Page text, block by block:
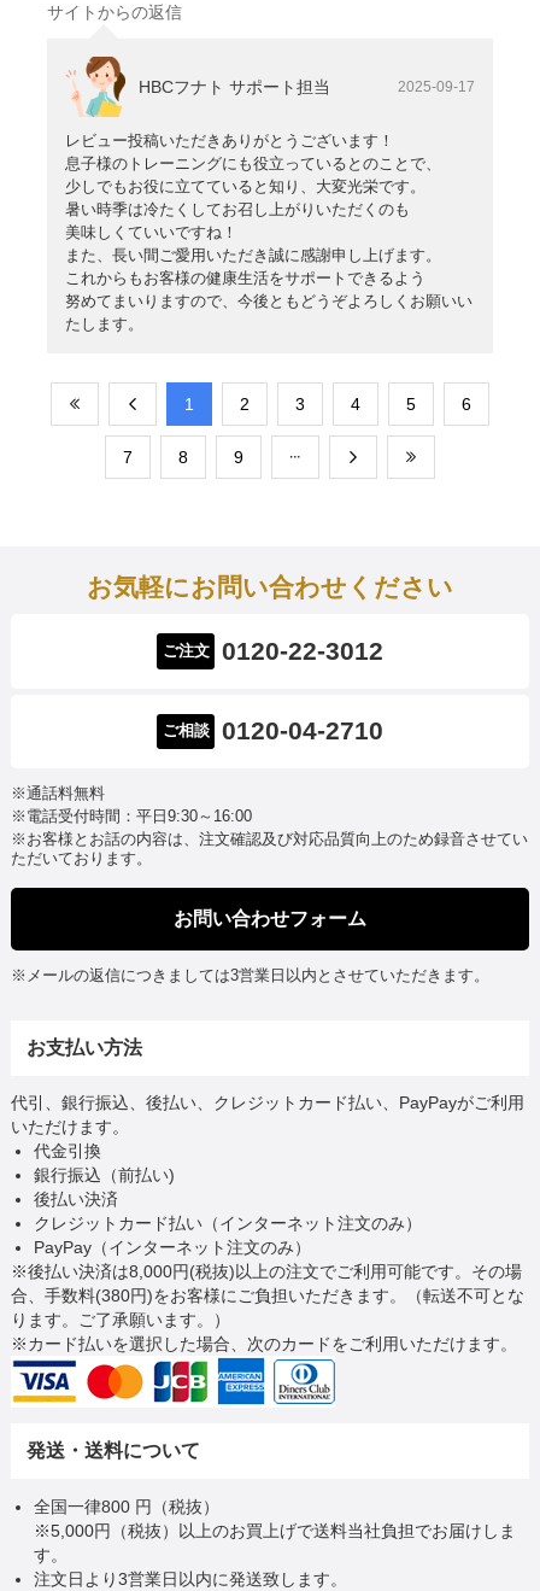
サイトからの返信
HBCフナト サポート担当 2025-09-17
レビュー投稿いただきありがとうございます！
息子様のトレーニングにも役立っているとのことで、
少しでもお役に立てていると知り、大変光栄です。
暑い時季は冷たくしてお召し上がりいただくのも
美味しくていいですね！
また、長い間ご愛用いただき誠に感謝申し上げます。
これからもお客様の健康生活をサポートできるよう
努めてまいりますので、今後ともどうぞよろしくお願いい
たします。
​1 ​2 ​3 ​4 ​5 ​6
​7 ​8 ​9
お気軽にお問い合わせください
ご注文 0120-22-3012
ご相談 0120-04-2710
※通話料無料
※電話受付時間：平日9:30～16:00
※お客様とお話の内容は、注文確認及び対応品質向上のため録音させてい
ただいております。
お問い合わせフォーム
※メールの返信につきましては3営業日以内とさせていただきます。
お支払い方法
代引、銀行振込、後払い、クレジットカード払い、PayPayがご利用
いただけます。
代金引換
銀行振込（前払い)
後払い決済
クレジットカード払い（インターネット注文のみ）
PayPay（インターネット注文のみ）
※後払い決済は8,000円(税抜)以上の注文でご利用可能です。その場
合、手数料(380円)をお客様にご負担いただきます。（転送不可とな
ります。ご了承願います。）
※カード払いを選択した場合、次のカードをご利用いただけます。
発送・送料について
全国一律800 円（税抜）
※5,000円（税抜）以上のお買上げで送料当社負担でお届けしま
す。
注文日より3営業日以内に発送致します。